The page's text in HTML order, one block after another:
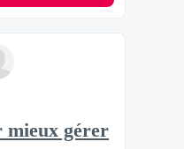
mieux gérer